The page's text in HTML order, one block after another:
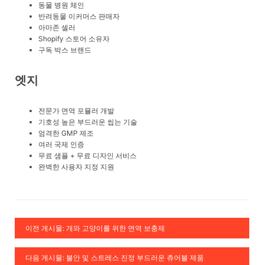
동물 병원 체인
반려동물 이커머스 판매자
아마존 셀러
Shopify 스토어 소유자
구독 박스 브랜드
엣지
전문가 면역 포뮬러 개발
기호성 높은 부드러운 씹는 기술
엄격한 GMP 제조
여러 국제 인증
무료 샘플 + 무료 디자인 서비스
완벽한 사용자 지정 지원
이전 게시물: 개와 고양이를 위한 면역 보충제
다음 게시물: 불안 및 스트레스 진정 부드러운 츄어블 제품